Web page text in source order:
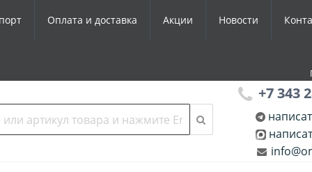
Оплата и доставка Акции Новости
+7 343